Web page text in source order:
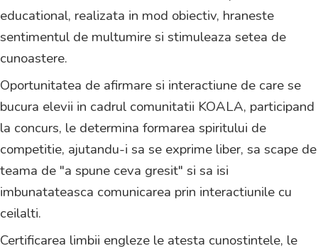
educational, realizata in mod obiectiv, hraneste
sentimentul de multumire si stimuleaza setea de
cunoastere.
Oportunitatea de afirmare si interactiune de care se
bucura elevii in cadrul comunitatii KOALA, participand
la concurs, le determina formarea spiritului de
competitie, ajutandu-i sa se exprime liber, sa scape de
teama de "a spune ceva gresit" si sa isi
imbunatateasca comunicarea prin interactiunile cu
ceilalti.
Certificarea limbii engleze le atesta cunostintele, le